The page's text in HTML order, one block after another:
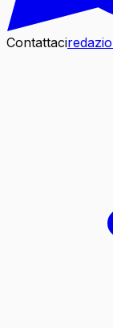
Contattaci